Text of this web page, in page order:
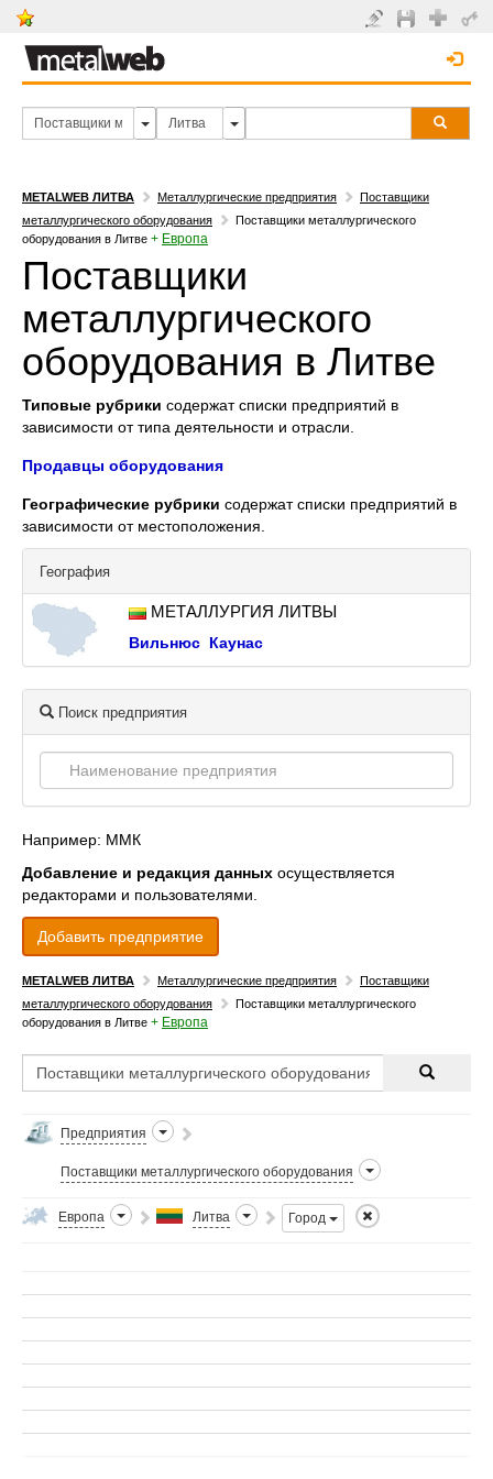
METALWEB ЛИТВА Металлургические предприятия
Поставщики
металлургического оборудования
Поставщики металлургического
оборудования в Литве + Европа
Поставщики
металлургического
оборудования в Литве
Типовые рубрики содержат списки предприятий в
зависимости от типа деятельности и отрасли.
Продавцы оборудования
Географические рубрики содержат списки предприятий в
зависимости от местоположения.
География
МЕТАЛЛУРГИЯ ЛИТВЫ
Вильнюс Каунас
Поиск предприятия
Например: ММК
Добавление и редакция данных осуществляется
редакторами и пользователями.
Добавить предприятие
METALWEB ЛИТВА Металлургические предприятия
Поставщики
металлургического оборудования
Поставщики металлургического
оборудования в Литве + Европа
Предприятия
Поставщики металлургического оборудования
Европа Литва Город